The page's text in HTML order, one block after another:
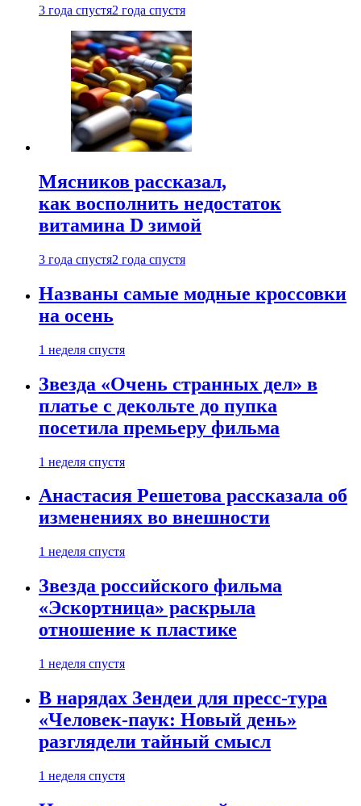
3 года спустя2 года спустя
Мясников рассказал,
как восполнить недостаток
витамина D зимой
3 года спустя2 года спустя
Названы самые модные кроссовки
на осень
1 неделя спустя
Звезда «Очень странных дел» в
платье с декольте до пупка
посетила премьеру фильма
1 неделя спустя
Анастасия Решетова рассказала об
изменениях во внешности
1 неделя спустя
Звезда российского фильма
«Эскортница» раскрыла
отношение к пластике
1 неделя спустя
В нарядах Зендеи для пресс-тура
«Человек-паук: Новый день»
разглядели тайный смысл
1 неделя спустя